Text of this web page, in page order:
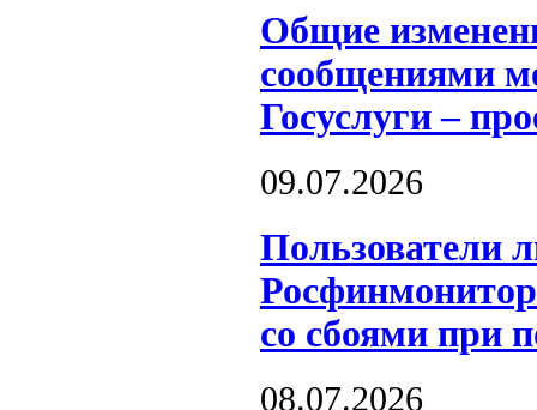
Общие
сообщениями
Госуслуги –
09.07.2026
Пользователи
со сбоями при
08.07.2026